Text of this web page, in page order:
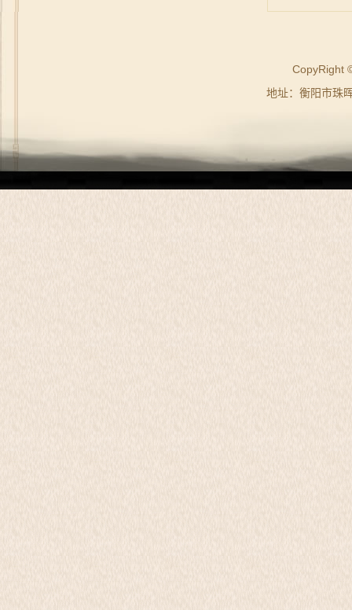
CopyRight
地址：衡阳市珠